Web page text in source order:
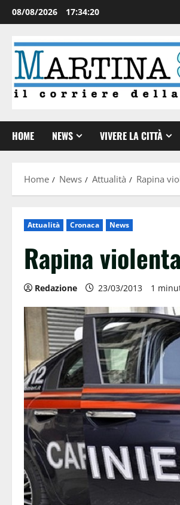
08/08/2026 17:34:21
HOME NEWS VIVERE LA CITTÀ
Home News Attualità Rapina
Attualità Cronaca News
Rapina
Redazione 23/03/2013 1